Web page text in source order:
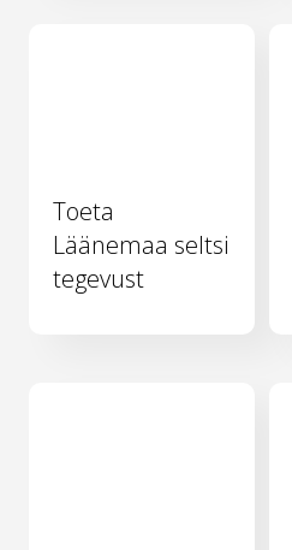
Toeta
Läänemaa seltsi
tegevust